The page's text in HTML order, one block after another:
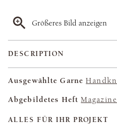
Größeres Bild anzeigen
DESCRIPTION
Ausgewählte Garne
Abgebildetes Heft
ALLES FÜR IHR PROJEKT